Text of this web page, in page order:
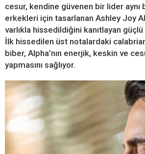
cesur, kendine güvenen bir lider
erkekleri için tasarlanan Ashley Joy
varlıkla hissedildiğini kanıtlayan
İlk hissedilen üst notalardaki
biber, Alpha’nın enerjik, keskin ve
yapmasını sağlıyor.